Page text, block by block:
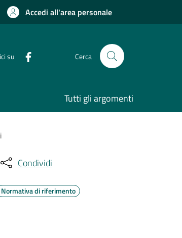
Accedi all'area personale
su Cerca
Tutti gli argomenti
Condividi
Normativa di riferimento